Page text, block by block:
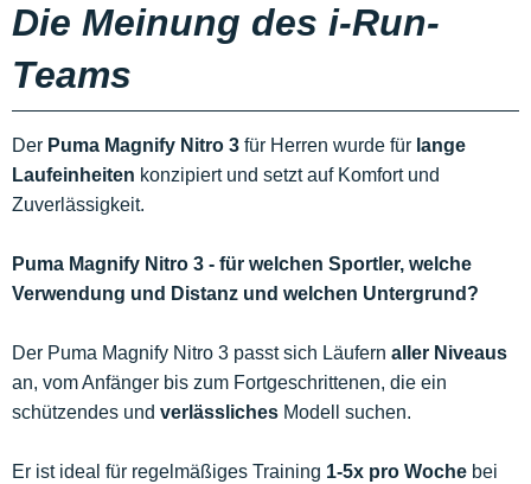
Die Meinung des i-Run-
Teams
Der Puma Magnify Nitro 3 für Herren wurde für lange
Laufeinheiten konzipiert und setzt auf Komfort und
Zuverlässigkeit.
Puma Magnify Nitro 3 - für welchen Sportler, welche
Verwendung und Distanz und welchen Untergrund?
Der Puma Magnify Nitro 3 passt sich Läufern aller Niveaus
an, vom Anfänger bis zum Fortgeschrittenen, die ein
schützendes und verlässliches Modell suchen.
Er ist ideal für regelmäßiges Training 1-5x pro Woche bei